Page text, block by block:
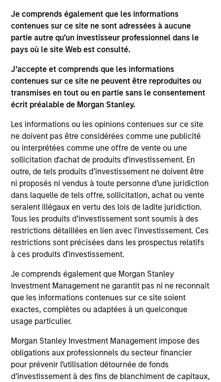
Je comprends également que les informations
contenues sur ce site ne sont adressées à aucune
partie autre qu’un investisseur professionnel dans le
pays où le site Web est consulté.
J’accepte et comprends que les informations
contenues sur ce site ne peuvent être reproduites ou
transmises en tout ou en partie sans le consentement
écrit préalable de Morgan Stanley.
Les informations ou les opinions contenues sur ce site
ne doivent pas être considérées comme une publicité
ou interprétées comme une offre de vente ou une
sollicitation d'achat de produits d'investissement. En
outre, de tels produits d’investissement ne doivent être
ni proposés ni vendus à toute personne d’une juridiction
dans laquelle de tels offre, sollicitation, achat ou vente
seraient illégaux en vertu des lois de ladite juridiction.
Tous les produits d’investissement sont soumis à des
restrictions détaillées en lien avec l'investissement. Ces
restrictions sont précisées dans les prospectus relatifs
à ces produits d'investissement.
Je comprends également que Morgan Stanley
Investment Management ne garantit pas ni ne reconnait
que les informations contenues sur ce site soient
exactes, complètes ou adaptées à un quelconque
usage particulier.
Morgan Stanley Investment Management impose des
obligations aux professionnels du secteur financier
pour prévenir l’utilisation détournée de fonds
d’investissement à des fins de blanchiment de capitaux,
Team Insights
ALTS IN FOCUS
Private Credit 2026 Midyear Outlook
We believe the current market environment is
becoming more favorable for scaled private
credit lenders as pricing power improves and
financing demand accelerates, driven by
cyclical and secular forces.
16-JUL-2026